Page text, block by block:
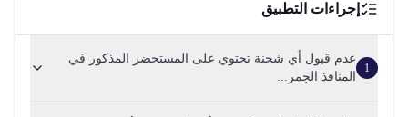
إجراءات التطبيق
1
عدم قبول أي شحنة تحتوي على المستحضر المذكور في
المنافذ الجمر...